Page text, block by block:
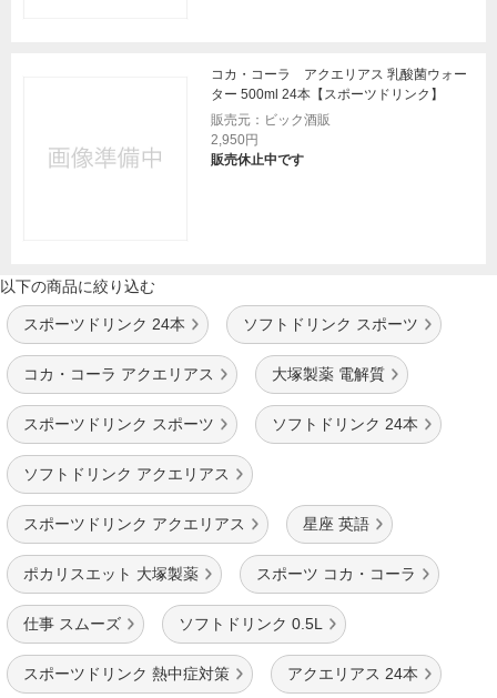
コカ・コーラ アクエリアス 乳酸菌ウォー
ター 500ml 24本【スポーツドリンク】
販売元：ビック酒販
2,950円
販売休止中です
以下の商品に絞り込む
スポーツドリンク 24本 ソフトドリンク スポーツ
コカ・コーラ アクエリアス 大塚製薬 電解質
スポーツドリンク スポーツ ソフトドリンク 24本
ソフトドリンク アクエリアス
スポーツドリンク アクエリアス 星座 英語
ポカリスエット 大塚製薬 スポーツ コカ・コーラ
仕事 スムーズ ソフトドリンク 0.5L
スポーツドリンク 熱中症対策 アクエリアス 24本